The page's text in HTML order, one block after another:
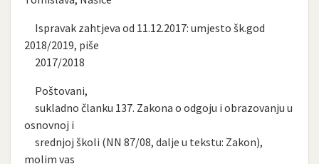
Ispravak zahtjeva od 11.12.2017: umjesto šk.god
2018/2019, piše
2017/2018
Poštovani,
sukladno članku 137. Zakona o odgoju i obrazovanju u
osnovnoj i
srednjoj školi (NN 87/08, dalje u tekstu: Zakon),
molim vas